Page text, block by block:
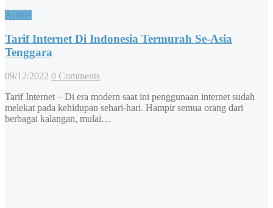
Artikel
Tarif Internet Di Indonesia Termurah Se-Asia
Tenggara
09/12/2022 0 Comments
Tarif Internet – Di era modern saat ini penggunaan internet sudah
melekat pada kehidupan sehari-hari. Hampir semua orang dari
berbagai kalangan, mulai…